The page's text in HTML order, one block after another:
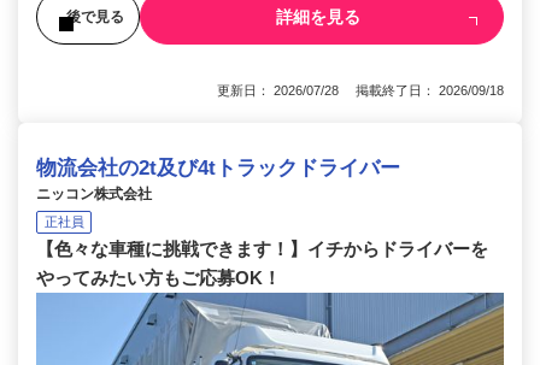
後で見る 詳細を見る
更新日： 2026/07/28 掲載終了日： 2026/09/18
物流会社の2t及び4tトラックドライバー
ニッコン株式会社
正社員
【色々な車種に挑戦できます！】イチからドライバーを
やってみたい方もご応募OK！